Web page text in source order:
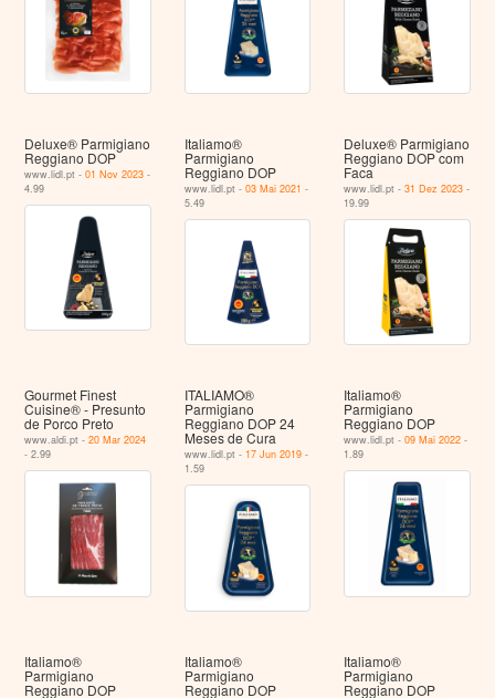
Deluxe® Parmigiano
Reggiano DOP
www.lidl.pt -01 Nov 2023 -
4.99
Italiamo®
Parmigiano
Reggiano DOP
www.lidl.pt - 03 Mai 2021 -
5.49
Deluxe® Parmigiano
Reggiano DOP com
Faca
www.lidl.pt -31 Dez 2023 -
19.99
Gourmet Finest
Cuisine® - Presunto
de Porco Preto
www.aldi.pt -20 Mar 2024
- 2.99
ITALIAMO®
Parmigiano
Reggiano DOP 24
Meses de Cura
www.lidl.pt - 17 Jun 2019-
1.59
Italiamo®
Parmigiano
Reggiano DOP
www.lidl.pt -09 Mai 2022 -
1.89
Italiamo®
Parmigiano
Reggiano DOP
Italiamo®
Parmigiano
Reggiano DOP
Italiamo®
Parmigiano
Reggiano DOP